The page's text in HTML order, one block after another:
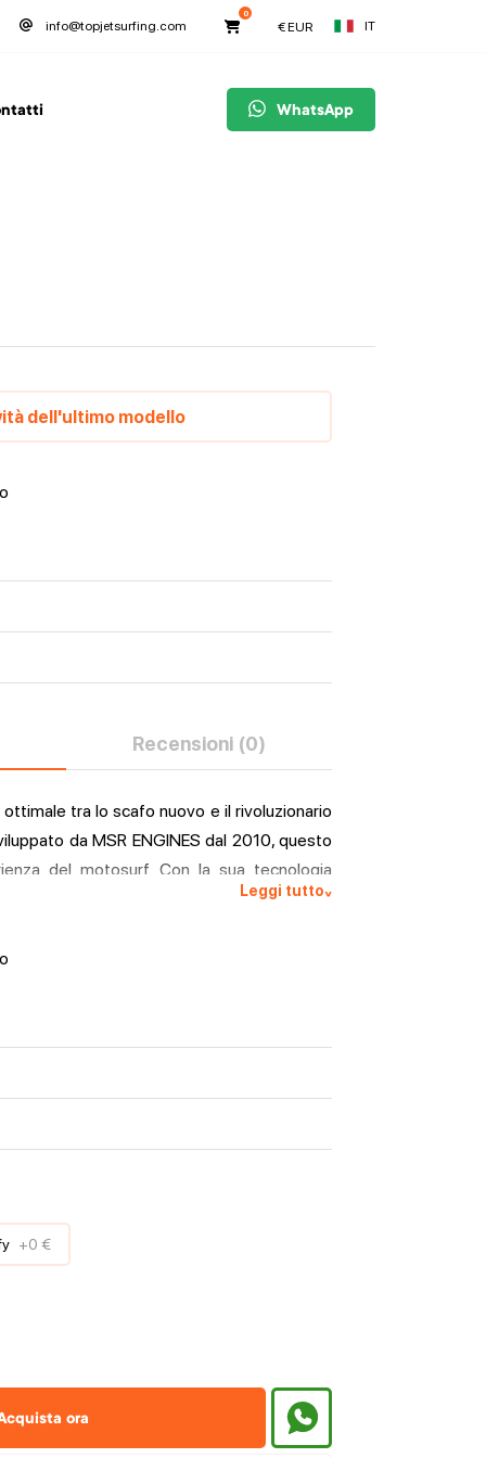
info@topjetsurfing.com
0
€EUR IT
WhatsApp
dell'ultimo modello
Recensioni (0)
tra lo scafo nuovo e il rivoluzionario
da MSR ENGINES dal 2010, questo
del motosurf. Con la sua tecnologia
diretta del carburante, è stato rigorosamente
prestazioni per la tavola da surf
Leggi tutto^
+0 €
ora